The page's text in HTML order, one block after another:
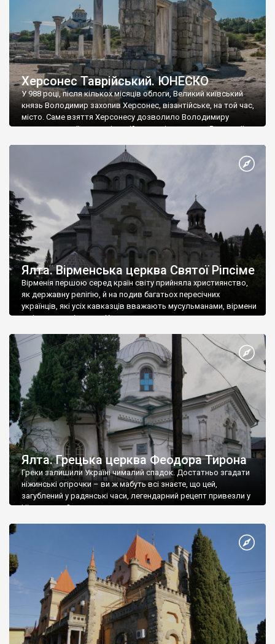
Херсонес Таврійський. ЮНЕСКО
У 988 році, після кількох місяців облоги, Великий київський
князь Володимир захопив Херсонес, візантійське, на той час,
місто. Саме взяття Херсонесу дозволило Володимиру
диктувати свої умови візантійському імператору Василю ІІ, та
Херсонесі Володимир-язичник, став Василем-християнином.
А потім було Хрещення Русі. На честь Херсонесу Таврійського
Ялта. Вірменська церква Святої Ріпсіме
Вірменія першою серед країн світу прийняла християнство,
як державну релігію, й на подив багатьох пересічних
українців, які усіх кавказців вважають мусульманами, вірмени
є відданими вірянами Христа
Ялта. Грецька церква Феодора Тирона
Греки залишили Україні чималий спадок. Достатньо згадати
ніжинські огірочки – ви ж мабуть всі знаєте, що цей,
загублений у радянські часи, легендарний рецепт привезли у
Ніжин греки?